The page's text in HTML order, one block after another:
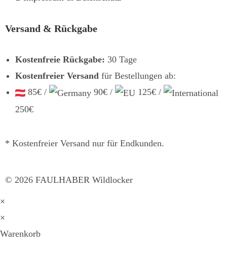
Versand & Rückgabe
Kostenfreie Rückgabe: 30 Tage
Kostenfreier Versand für Bestellungen ab:
85€ /
90€ /
125€ /
250€
* Kostenfreier Versand nur für Endkunden.
© 2026 FAULHABER Wildlocker
×
×
Warenkorb